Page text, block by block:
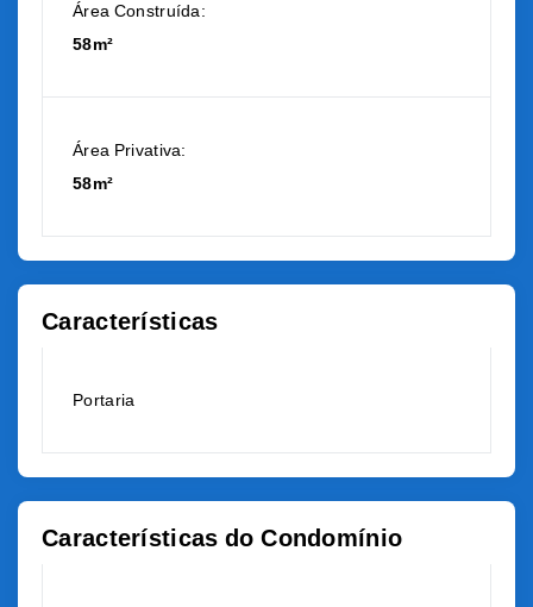
Área Construída:
58m²
Área Privativa:
58m²
Características
Portaria
Características do Condomínio